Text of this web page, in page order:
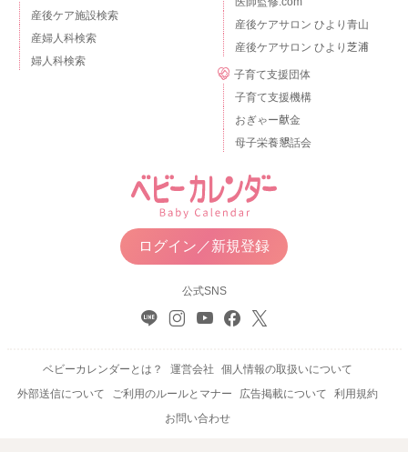
産後ケア施設検索
産婦人科検索
婦人科検索
産後ケアサロン ひより青山
産後ケアサロン ひより芝浦
子育て支援団体
子育て支援機構
おぎゃー献金
母子栄養懇話会
ログイン／新規登録
公式SNS
ベビーカレンダーとは？ 運営会社
個人情報の取扱いについて
外部送信について
ご利用のルールとマナー 広告掲載について
利用規約
お問い合わせ